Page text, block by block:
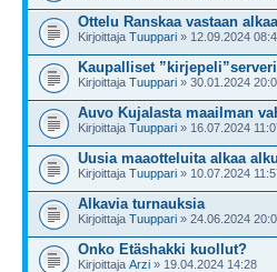
Ottelu Ranskaa vastaan alkaa
Kirjoittaja Tuuppari » 12.09.2024
Kaupalliset
Kirjoittaja Tuuppari » 30.01.2024
Auvo Kujalasta maailman
Kirjoittaja Tuuppari » 16.07.2024
Uusia maaotteluita alkaa
Kirjoittaja Tuuppari » 10.07.2024
Alkavia turnauksia
Kirjoittaja Tuuppari » 24.06.2024
Onko Etäshakki kuollut?
Kirjoittaja Arzi » 19.04.2024 14:28